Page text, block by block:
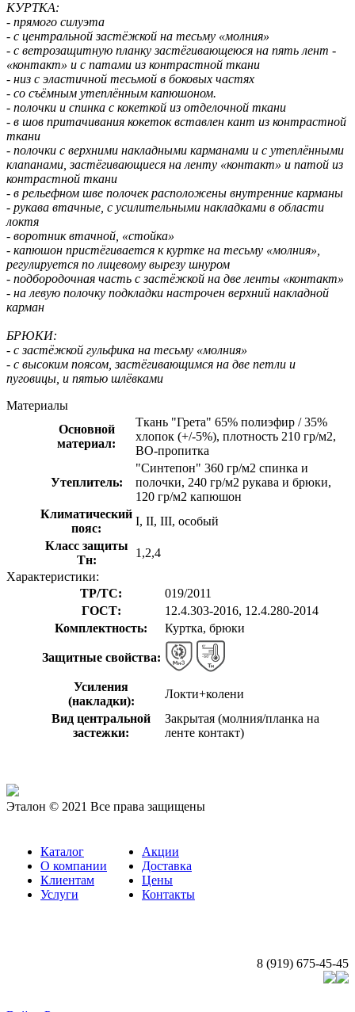
КУРТКА:
- прямого силуэта
- с центральной застёжкой на тесьму «молния»
- с ветрозащитную планку застёгивающеюся на пять лент -
«контакт» и с патами из контрастной ткани
- низ с эластичной тесьмой в боковых частях
- со съёмным утеплённым капюшоном.
- полочки и спинка с кокеткой из отделочной ткани
- в шов притачивания кокеток вставлен кант из контрастной
ткани
- полочки с верхними накладными карманами и с утеплёнными
клапанами, застёгивающиеся на ленту «контакт» и патой из
контрастной ткани
- в рельефном шве полочек расположены внутренние карманы
- рукава втачные, с усилительными накладками в области
локтя
- воротник втачной, «стойка»
- капюшон пристёгивается к куртке на тесьму «молния»,
регулируется по лицевому вырезу шнуром
- подбородочная часть с застёжкой на две ленты «контакт»
- на левую полочку подкладки настрочен верхний накладной
карман
БРЮКИ:
- с застёжкой гульфика на тесьму «молния»
- с высоким поясом, застёгивающимся на две петли и
пуговицы, и пятью шлёвками
Материалы
Основной
материал:
Ткань "Грета" 65% полиэфир / 35%
хлопок (+/-5%), плотность 210 гр/м2,
ВО-пропитка
Утеплитель:
"Синтепон" 360 гр/м2 спинка и
полочки, 240 гр/м2 рукава и брюки,
120 гр/м2 капюшон
Климатический
пояс:
I, II, III, особый
Класс защиты
Тн:
1,2,4
Характеристики:
ТР/ТС:
019/2011
ГОСТ:
12.4.303-2016, 12.4.280-2014
Комплектность:
Куртка, брюки
Защитные свойства:
Усиления
(накладки):
Локти+колени
Вид центральной
застежки:
Закрытая (молния/планка на
ленте контакт)
Эталон © 2021 Все права защищены
Каталог
О компании
Клиентам
Услуги
Акции
Доставка
Цены
Контакты
8 (919) 675-45-45